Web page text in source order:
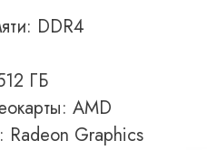
DDR4
ГБ
AMD
Graphics